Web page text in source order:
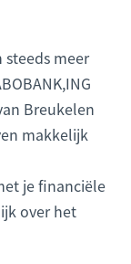
meer
Breukelen
makkelijk
je financiële
over het